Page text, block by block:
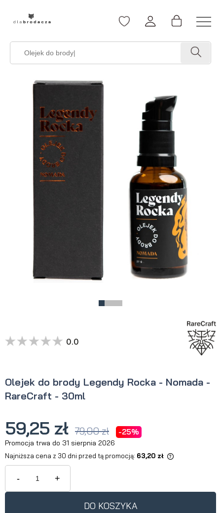
Olejek do brody Legendy Rocka - Nomada -
RareCraft - 30ml
0.0
59,25 zł 79,00 zł -25%
Promocja trwa do 31 sierpnia 2026
Najniższa cena z 30 dni przed tą promocją: 63,20 zł
Jeżeli produkt jest sprzedawany
krócej niż 30 dni, wyświetlana jest
produkt pojawił się w sprzedaży.
- +
DO KOSZYKA